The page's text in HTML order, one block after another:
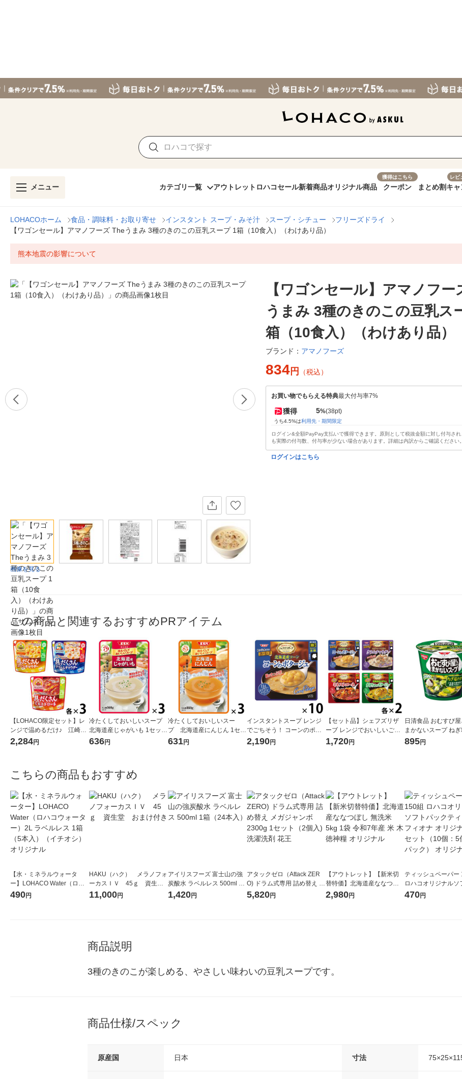
メニュー カテゴリ一覧 アウトレット ロハコセール新着商品オリジナル商品
獲得はこちら
クーポン まとめ割
レビ
キ
LOHACOホーム 食品・調味料・お取り寄せ インスタント スープ・みそ汁 スープ・シチュー
フリーズドライ
【ワゴンセール】アマノフーズ Theうまみ 3種のきのこの豆乳スープ 1箱（10食入）（わけあり品）
熊本地震の影響について
画像を見る
【ワゴンセール】アマノフー
うまみ 3種のきのこの豆乳ス
箱（10食入）（わけあり品）
ブランド： アマノフーズ
834 円 （税込）
お買い物でもらえる特典最大付与率7%
獲得 5%(38pt)
うち4.5%は利用先・期間限定
ログイン&全額PayPay支払いで獲得できます。原則として税抜金額に対し付与され
も実際の付与数、付与率が少ない場合があります。詳細は内訳からご確認ください。
ログインはこちら
この商品と関連するおすすめPRアイテム
【LOHACO限定セット】レ
ンジで温めるだけ♪ 江崎グ
リコ クレアおばさんの具だ
2,284円
冷たくしておいしいスープ
北海道産じゃがいも 1セット
（1個×3） 清水食品
636円
冷たくしておいしいスー
プ 北海道産にんじん 1セッ
ト（1個×3） 清水食品 冷た
631円
インスタントスープ レンジ
でごちそう！ コーンのポタ
ージュ 1セット(10食) 清水
2,190円
【セット品】シェフズリザ
ーブ レンジでおいしいごち
そうスープ 人気4種バラエテ
1,720円
日清食品 おむすび
まかないスープ ね
め 6個 カップスープ
895円
こちらの商品もおすすめ
【水・ミネラルウォータ
ー】LOHACO Water（ロハ
コウォーター）2L ラベルレ
490円
HAKU（ハク） メラノフォ
ーカスＩＶ 45ｇ 資生
堂 おまけ付き
11,000円
アイリスフーズ 富士山の強
炭酸水 ラベルレス 500ml 1
箱（24本入）
1,420円
アタックゼロ（Attack ZER
O) ドラム式専用 詰め替え メ
ガジャンボ 2300g 1セット
5,820円
【アウトレット】【新米切
替特価】北海道産ななつぼ
し 無洗米 5kg 1袋 令和7年産
2,980円
ティッシュペーパー
ロハコオリジナルソ
ックティッシュ フィ
470円
商品説明
3種のきのこが楽しめる、やさしい味わいの豆乳スープです。
商品仕様/スペック
原産国 日本 寸法